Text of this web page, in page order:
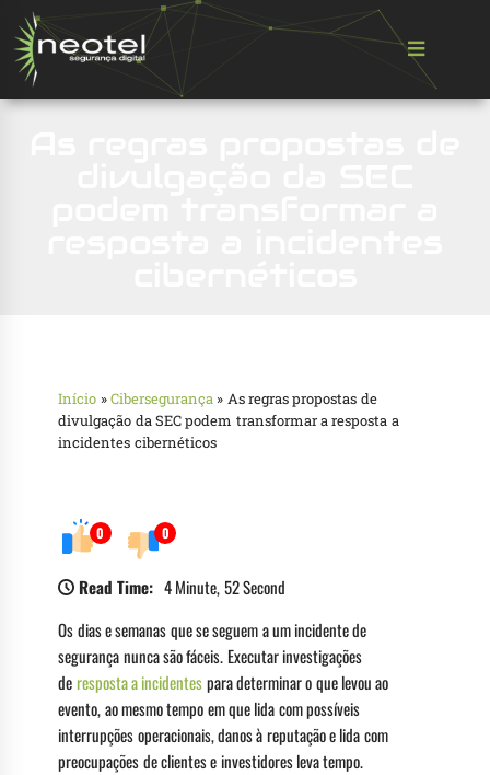
Início »Cibersegurança » As regras propostas de
divulgação da SEC podem transformar a resposta a
incidentes cibernéticos
0 0
Read Time: 4 Minute, 52 Second
Os dias e semanas que se seguem a um incidente de
segurança nunca são fáceis. Executar investigações
deresposta a incidentespara determinar o que levou ao
evento, ao mesmo tempo em que lida com possíveis
interrupções operacionais, danos à reputação e lida com
preocupações de clientes e investidores leva tempo.